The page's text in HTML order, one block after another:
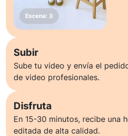
Subir
Sube tu video y envía el
de video profesionales.
Disfruta
En 15-30 minutos, recibe una
editada de alta calidad.